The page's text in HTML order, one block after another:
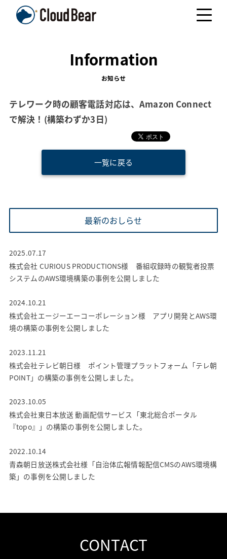
Information
お知らせ
テレワーク時の顧客電話対応は、Amazon Connect
で解決！(構築わずか3日)
一覧に戻る
最新のおしらせ
2025.07.17
株式会社 CURIOUS PRODUCTIONS様 番組収録時の観覧者投票
システムのAWS環境構築の事例を公開しました
2024.10.21
株式会社エージーエーコーポレーション様 アプリ開発とAWS環
境の構築の事例を公開しました
2023.11.21
株式会社テレビ朝日様 ポイント管理プラットフォーム「テレ朝
POINT」の構築の事例を公開しました。
2023.10.05
株式会社東日本放送 動画配信サービス「東北総合ポータル
『topo』」の構築の事例を公開しました。
2022.10.14
青森朝日放送株式会社様「自治体広報情報配信CMSのAWS環境構
築」の事例を公開しました
CONTACT